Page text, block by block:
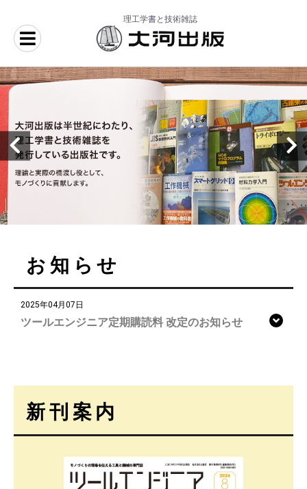
理工学書と技術雑誌
お知らせ
2025年04月07日
ツールエンジニア定期購読料 改定のお知らせ
新刊案内